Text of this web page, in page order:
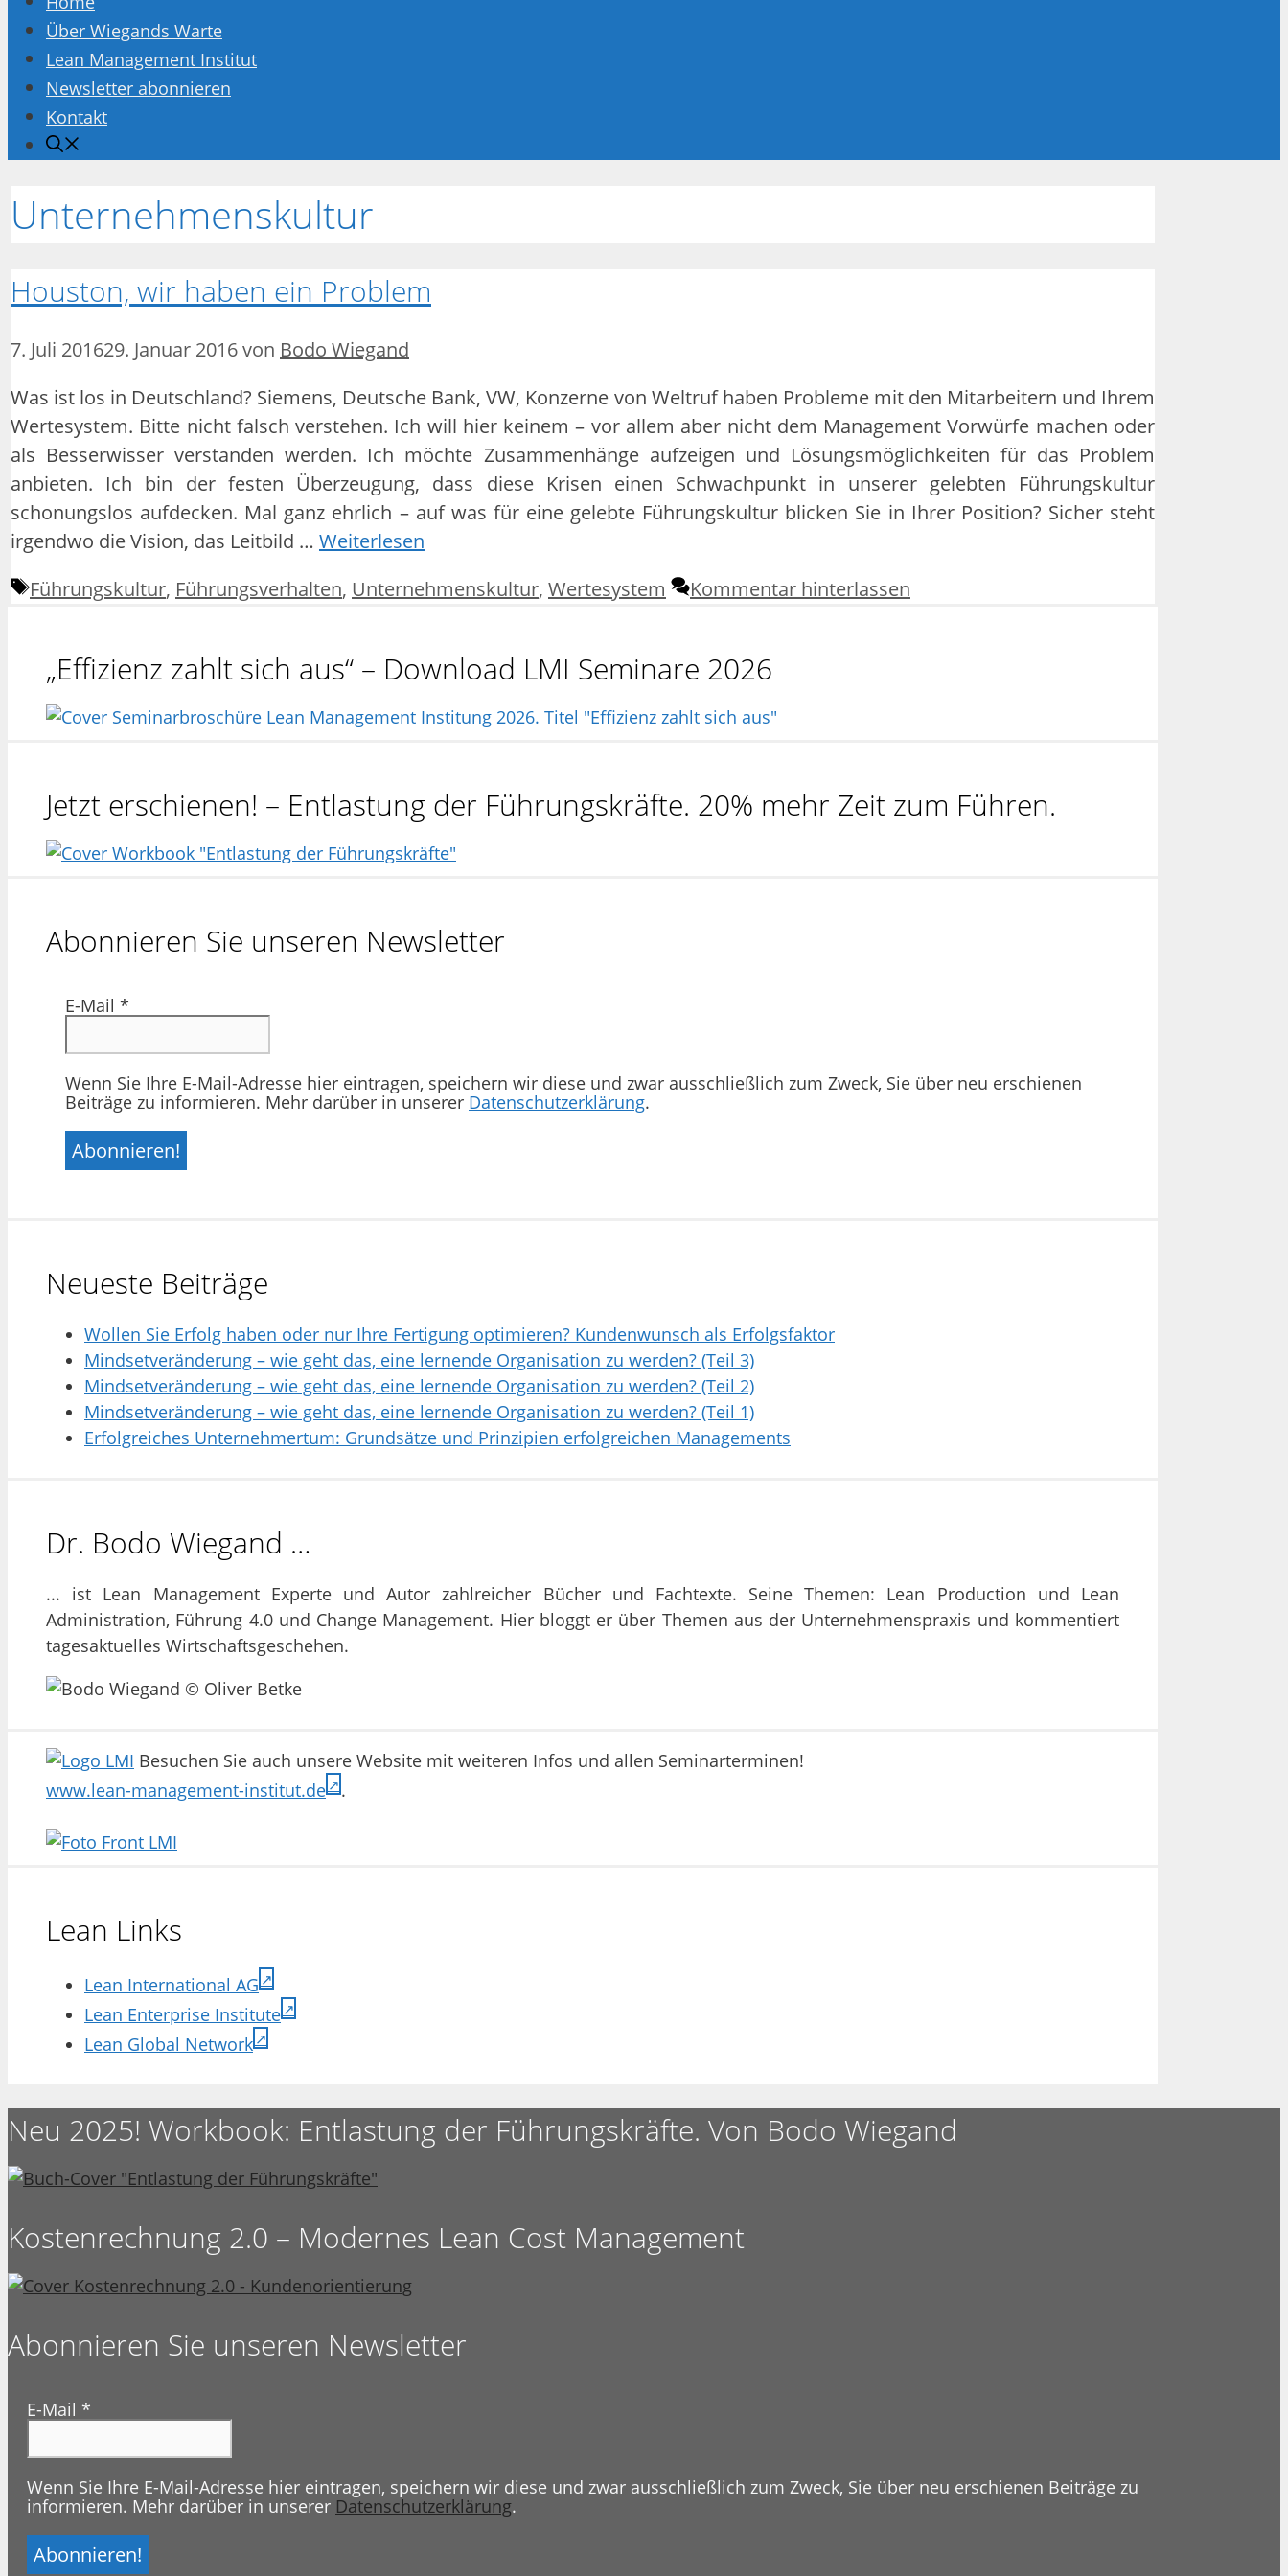
Über Wiegands Warte
Lean Management Institut
Newsletter abonnieren
Kontakt
Unternehmenskultur
Houston, wir haben ein Problem
7. Juli 201629. Januar 2016von Bodo Wiegand
Was ist los in Deutschland? Siemens, Deutsche Bank, VW, Konzerne von Weltruf haben Probleme mit den Mitarbeitern und Ihrem
Wertesystem. Bitte nicht falsch verstehen. Ich will hier keinem – vor allem aber nicht dem Management Vorwürfe machen oder
als Besserwisser verstanden werden. Ich möchte Zusammenhänge aufzeigen und Lösungsmöglichkeiten für das Problem
anbieten. Ich bin der festen Überzeugung, dass diese Krisen einen Schwachpunkt in unserer gelebten Führungskultur
schonungslos aufdecken. Mal ganz ehrlich – auf was für eine gelebte Führungskultur blicken Sie in Ihrer Position? Sicher steht
irgendwo die Vision, das Leitbild … Weiterlesen
Schlagwörter
Führungskultur, Führungsverhalten, Unternehmenskultur, Wertesystem Kommentar hinterlassen
„Effizienz zahlt sich aus“ – Download LMI Seminare 2026
Jetzt erschienen! – Entlastung der Führungskräfte. 20% mehr Zeit zum Führen.
Abonnieren Sie unseren Newsletter
E-Mail *
Wenn Sie Ihre E-Mail-Adresse hier eintragen, speichern wir diese und zwar ausschließlich zum Zweck, Sie über neu erschienen
Beiträge zu informieren. Mehr darüber in unserer Datenschutzerklärung.
Neueste Beiträge
Wollen Sie Erfolg haben oder nur Ihre Fertigung optimieren? Kundenwunsch als Erfolgsfaktor
Mindsetveränderung – wie geht das, eine lernende Organisation zu werden? (Teil 3)
Mindsetveränderung – wie geht das, eine lernende Organisation zu werden? (Teil 2)
Mindsetveränderung – wie geht das, eine lernende Organisation zu werden? (Teil 1)
Erfolgreiches Unternehmertum: Grundsätze und Prinzipien erfolgreichen Managements
Dr. Bodo Wiegand …
... ist Lean Management Experte und Autor zahlreicher Bücher und Fachtexte. Seine Themen: Lean Production und Lean
Administration, Führung 4.0 und Change Management. Hier bloggt er über Themen aus der Unternehmenspraxis und kommentiert
tagesaktuelles Wirtschaftsgeschehen.
Besuchen Sie auch unsere Website mit weiteren Infos und allen Seminarterminen!
www.lean-management-institut.de
.
Lean Links
Lean International AG
Lean Enterprise Institute
Lean Global Network
Neu 2025! Workbook: Entlastung der Führungskräfte. Von Bodo Wiegand
Kostenrechnung 2.0 – Modernes Lean Cost Management
Abonnieren Sie unseren Newsletter
E-Mail *
Wenn Sie Ihre E-Mail-Adresse hier eintragen, speichern wir diese und zwar ausschließlich zum Zweck, Sie über neu erschienen Beiträge zu
informieren. Mehr darüber in unserer Datenschutzerklärung.